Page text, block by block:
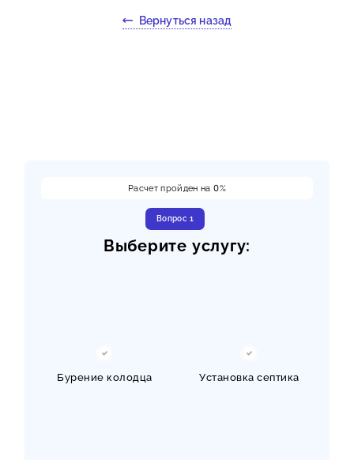
Вернуться назад
Расчет пройден на0%
Вопрос 1
Выберите услугу:
Бурение колодца Установка септика